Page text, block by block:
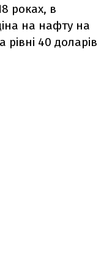
роках, в
на нафту на
40 доларів